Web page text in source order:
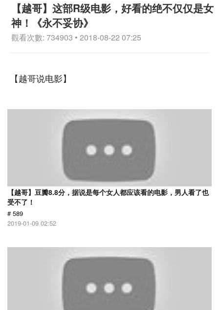
【越哥】这部R级电影，好看的绝不仅仅是女
神！《永不妥协》
觀看次數: 734903 • 2018-08-22 07:25
【越哥说电影】
【越哥】豆瓣8.8分，据说是每个女人都应该看的电影，男人看了也
受不了！
# 589
2019-01-09 02:52